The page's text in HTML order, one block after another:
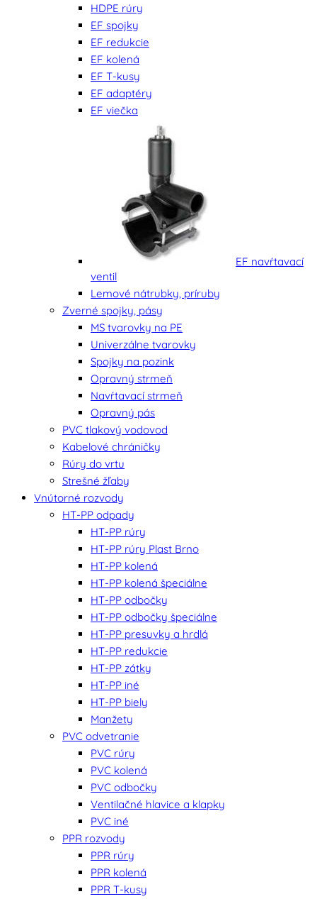
HDPE rúry
EF spojky
EF redukcie
EF kolená
EF T-kusy
EF adaptéry
EF viečka
EF navŕtavací
ventil
Lemové nátrubky, príruby
Zverné spojky, pásy
MS tvarovky na PE
Univerzálne tvarovky
Spojky na pozink
Opravný strmeň
Navŕtavací strmeň
Opravný pás
PVC tlakový vodovod
Kabelové chráničky
Rúry do vrtu
Strešné žľaby
Vnútorné rozvody
HT-PP odpady
HT-PP rúry
HT-PP rúry Plast Brno
HT-PP kolená
HT-PP kolená špeciálne
HT-PP odbočky
HT-PP odbočky špeciálne
HT-PP presuvky a hrdlá
HT-PP redukcie
HT-PP zátky
HT-PP iné
HT-PP biely
Manžety
PVC odvetranie
PVC rúry
PVC kolená
PVC odbočky
Ventilačné hlavice a klapky
PVC iné
PPR rozvody
PPR rúry
PPR kolená
PPR T-kusy